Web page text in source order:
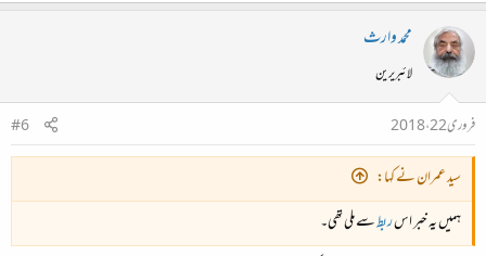
2015ء میں مانجھی نام سے ایک فلم بھی بنی تھی جس میں نواز الدین صدیقی نے یادگار رول ادا کیا تھا
اور اسی فلم سے موصوف کو عالمی شہرت ملی اور صدیقی کو بھی!
محمد وارث
لائبریرین
فروری 22، 2018
#6
سید عمران نے کہا:
ہمیں یہ خبر اسربطسے ملی تھی۔